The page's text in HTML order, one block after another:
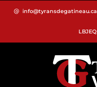
info@tyransdegatineau.ca
LBJEQ